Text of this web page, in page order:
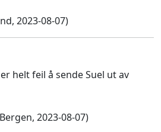
2023-08-07)
helt feil å sende Suel ut av
2023-08-07)